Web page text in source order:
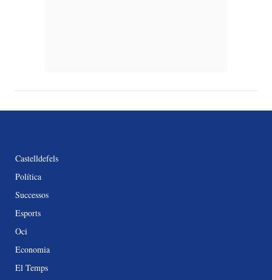
Castelldefels
Política
Successos
Esports
Oci
Economia
El Temps